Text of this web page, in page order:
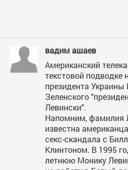
вадим ашаев
Американский
текстовой подводке
президента
Зеленского
Левински".
Напомним, фамилия
известна
секс-скандала с
Клинтоном. В 1995
летнюю Монику